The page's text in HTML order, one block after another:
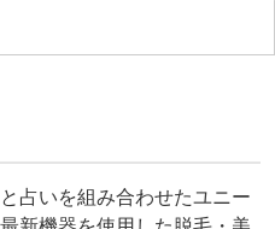
占いを組み合わせたユニー